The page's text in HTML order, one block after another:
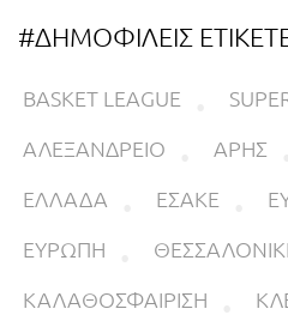
#ΔΗΜΟΦΙΛΕΙΣ
BASKET LEAGUE
ΑΛΕΞΑΝΔΡΕΙΟ
ΑΡΗΣ
ΕΛΛΑΔΑ
ΕΣΑΚΕ
ΕΥΡΩΠΗ
ΚΑΛΑΘΟΣΦΑΙΡΙΣΗ